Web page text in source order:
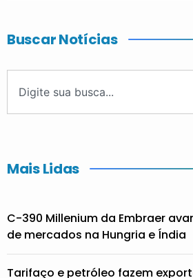
Buscar Notícias
Mais Lidas
C-390 Millenium da Embraer
de mercados na Hungria e Índia
Tarifaço e petróleo fazem